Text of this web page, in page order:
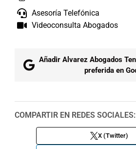
Asesoría Telefónica
Videoconsulta Abogados
Añadir Alvarez Abogados
preferida en
COMPARTIR EN REDES SOCIALES:
X (Twitter)